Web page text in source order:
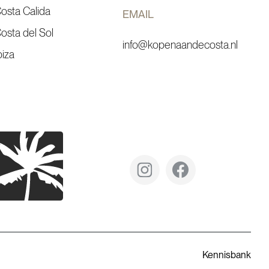
Calida
del Sol
EMAIL
info@kopenaandecosta.nl
Kennisbank